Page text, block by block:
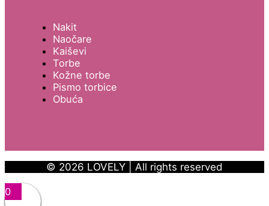
Nakit
Naočare
Kaiševi
Torbe
Kožne torbe
Pismo torbice
Obuća
© 2026 LOVELY | All rights reserved
0